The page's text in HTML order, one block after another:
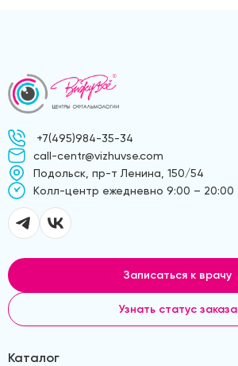
+7(495)984-35-34
call-centr@vizhuvse.com
Подольск, пр-т Ленина, 150/54
Kолл-центр ежедневно 9:00 – 20:00
Записаться к врачу
Узнать статус заказа
Каталог